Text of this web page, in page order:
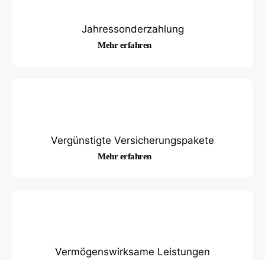
Jahressonderzahlung
Mehr erfahren
Vergünstigte Versicherungspakete
Mehr erfahren
Vermögenswirksame Leistungen